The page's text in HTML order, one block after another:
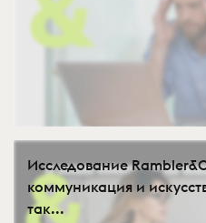
Исследование
коммуникация и
так...